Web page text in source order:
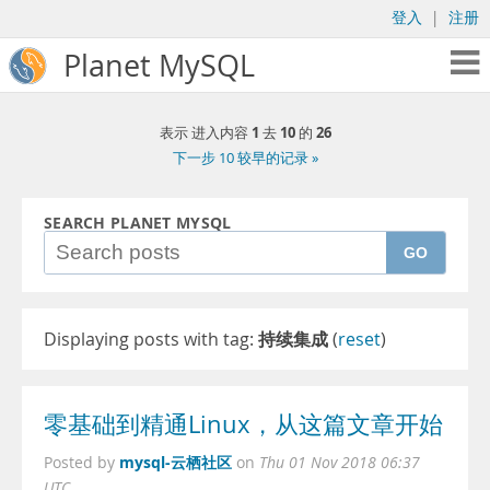
登入 | 注册
Planet MySQL
表示 进入内容 1 去 10的 26
下一步 10 较早的记录 »
SEARCH PLANET MYSQL
GO
Displaying posts with tag: 持续集成(reset)
零基础到精通Linux，从这篇文章开始
Posted by mysql-云栖社区 on Thu 01 Nov 2018 06:37